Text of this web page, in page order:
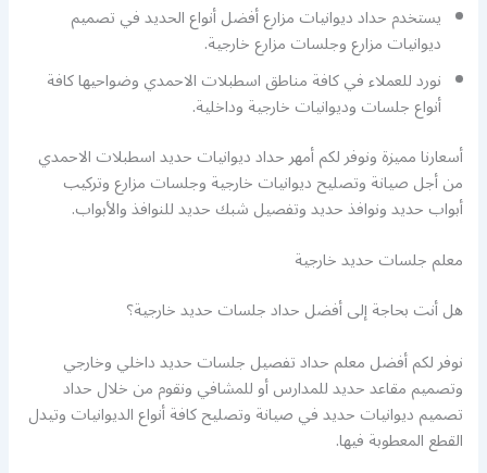
يستخدم حداد ديوانيات مزارع أفضل أنواع الحديد في تصميم
ديوانيات مزارع وجلسات مزارع خارجية.
نورد للعملاء في كافة مناطق اسطبلات الاحمدي وضواحيها كافة
أنواع جلسات وديوانيات خارجية وداخلية.
أسعارنا مميزة ونوفر لكم أمهر حداد ديوانيات حديد اسطبلات الاحمدي
من أجل صيانة وتصليح ديوانيات خارجية وجلسات مزارع وتركيب
أبواب حديد ونوافذ حديد وتفصيل شبك حديد للنوافذ والأبواب.
معلم جلسات حديد خارجية
هل أنت بحاجة إلى أفضل حداد جلسات حديد خارجية؟
نوفر لكم أفضل معلم حداد تفصيل جلسات حديد داخلي وخارجي
وتصميم مقاعد حديد للمدارس أو للمشافي ونقوم من خلال حداد
تصميم ديوانيات حديد في صيانة وتصليح كافة أنواع الديوانيات وتيدل
القطع المعطوبة فيها.